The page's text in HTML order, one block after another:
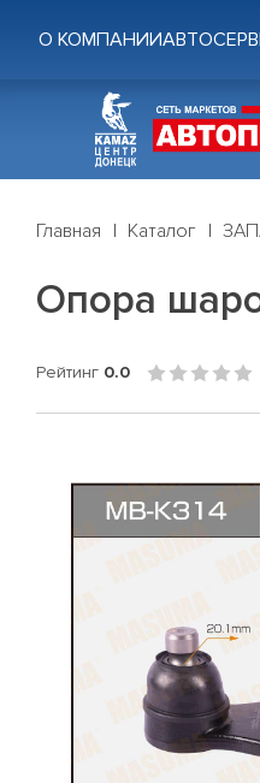
О КОМПАНИИ
Главная Каталог
Опора
Рейтинг 0.0